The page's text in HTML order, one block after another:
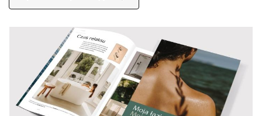
natomiast zdejmowalne sitko odpływowe, ułatwiające
przedmiotów, które wpadły do odpływu.